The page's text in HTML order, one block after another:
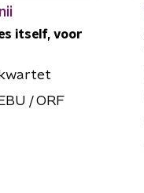
itself, voor
/ ORF